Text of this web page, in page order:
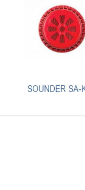
SOUNDER SA-